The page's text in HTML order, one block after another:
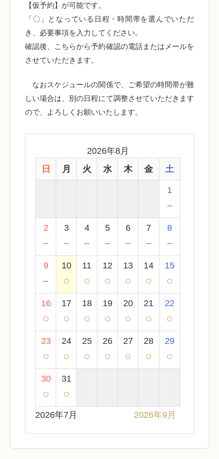
【仮予約】が可能です。
「〇」となっている日程・時間帯を選んでいただ
き、必要事項を入力してください。
確認後、こちらから予約確認の電話またはメールを
させていただきます。
なおスケジュールの関係で、ご希望の時間帯が難
しい場合は、別の日程にて調整させていただきます
ので、よろしくお願いいたします。
2026年8月
日
月 火 水 木 金 土
1
－
2
－
3
－
4
－
5
－
6
－
7
－
8
－
9
－
10
○
11
○
12
○
13
○
14
○
15
○
16
○
17
○
18
○
19
○
20
○
21
○
22
○
23
○
24
○
25
○
26
○
27
○
28
○
29
○
30
○
31
○
2026年7月 2026年9月